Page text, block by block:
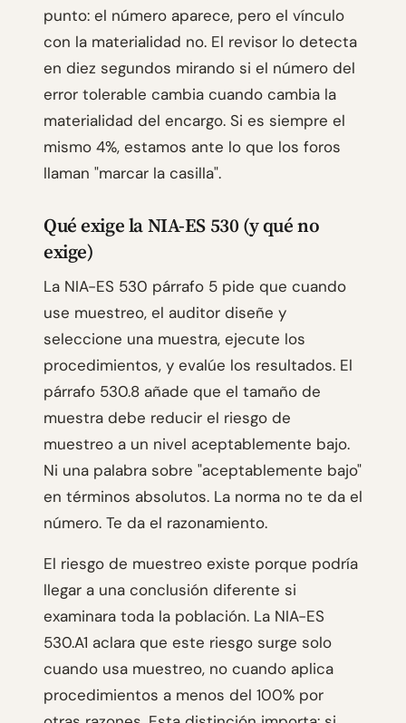
punto: el número aparece, pero el vínculo
con la materialidad no. El revisor lo detecta
en diez segundos mirando si el número del
error tolerable cambia cuando cambia la
materialidad del encargo. Si es siempre el
mismo 4%, estamos ante lo que los foros
llaman "marcar la casilla".
Qué exige la NIA-ES 530 (y qué no
exige)
La NIA-ES 530 párrafo 5 pide que cuando
use muestreo, el auditor diseñe y
seleccione una muestra, ejecute los
procedimientos, y evalúe los resultados. El
párrafo 530.8 añade que el tamaño de
muestra debe reducir el riesgo de
muestreo a un nivel aceptablemente bajo.
Ni una palabra sobre "aceptablemente bajo"
en términos absolutos. La norma no te da el
número. Te da el razonamiento.
El riesgo de muestreo existe porque podría
llegar a una conclusión diferente si
examinara toda la población. La NIA-ES
530.A1 aclara que este riesgo surge solo
cuando usa muestreo, no cuando aplica
procedimientos a menos del 100% por